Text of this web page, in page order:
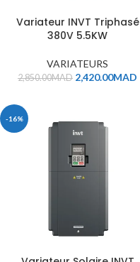
Variateur INVT Triphasé
380V 5.5KW
VARIATEURS
2,850.00MAD 2,420.00MAD
-16%